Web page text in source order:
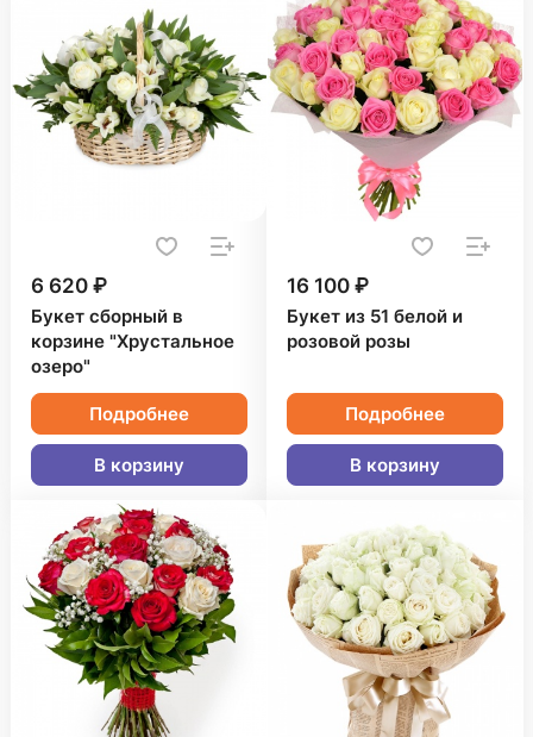
6 620 ₽
Букет сборный в
корзине "Хрустальное
озеро"
Подробнее
В корзину
16 100 ₽
Букет из 51 белой и
розовой розы
Подробнее
В корзину